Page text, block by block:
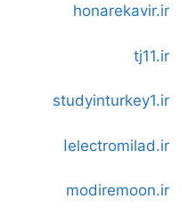
honarekavir.ir
tj11.ir
studyinturkey1.ir
electromilad.irا
modiremoon.ir